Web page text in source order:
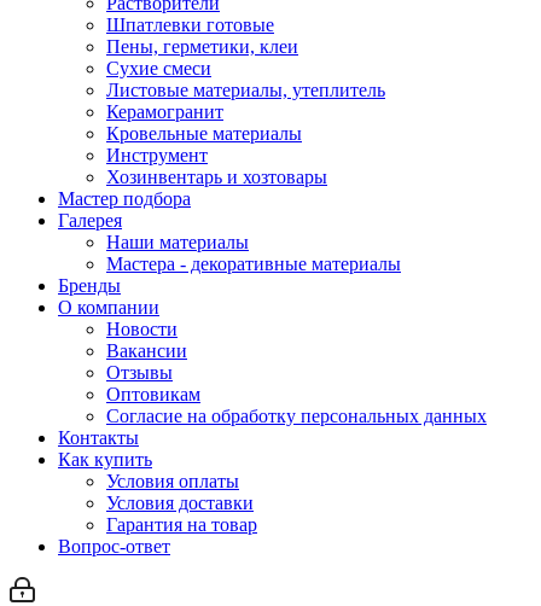
Шпатлевки готовые
Пены, герметики, клеи
Сухие смеси
Листовые материалы, утеплитель
Керамогранит
Кровельные материалы
Инструмент
Хозинвентарь и хозтовары
Мастер подбора
Галерея
Наши материалы
Мастера - декоративные материалы
Бренды
О компании
Новости
Вакансии
Отзывы
Оптовикам
Cогласие на обработку персональных данных
Контакты
Как купить
Условия оплаты
Условия доставки
Гарантия на товар
Вопрос-ответ